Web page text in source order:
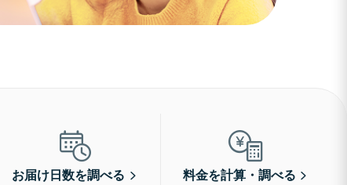
お届け日数を調べる 料金を計算・調べる